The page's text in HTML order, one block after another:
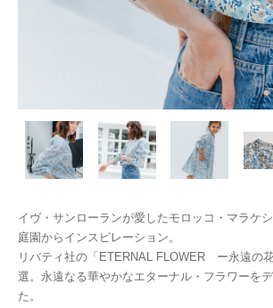
イヴ・サンローランが愛したモロッコ・マラケ
庭園からインスピレーション。
リバティ社の「ETERNAL FLOWER ー永遠の
選。永遠なる華やかなエターナル・フラワーを
た。